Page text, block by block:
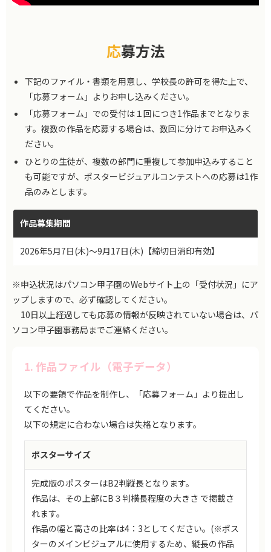
応募方法
下記のファイル・書類を用意し、学校長の許可を得た上で、
「応募フォーム」よりお申し込みください。
「応募フォーム」での受付は１回につき1作品までとなりま
す。複数の作品を応募する場合は、数回に分けてお申込みく
ださい。
ひとりの生徒が、複数の部門に重複して参加申込みすること
も可能ですが、ポスタービジュアルコンテストへの応募は1作
品のみとします。
作品募集期間
2026年5月7日(木)～9月17日(木)【締切日消印有効】
※申込状況はパソコン甲子園のWebサイト上の「受付状況」にア
ップしますので、必ず確認してください。
10日以上経過しても応募の情報が反映されていない場合は、パ
ソコン甲子園事務局までご連絡ください。
1. 作品ファイル（電子データ）
以下の要領で作品を制作し、「応募フォーム」より提出し
てください。
以下の規定に合わない場合は失格となります。
ポスターサイズ
完成版のポスターはB2判縦長となります。
作品は、その上部にB３判横長程度の大きさ で掲載さ
れます。
作品の幅と高さの比率は4：3としてください。(※ポス
ターのメインビジュアルに使用するため、縦長の作品